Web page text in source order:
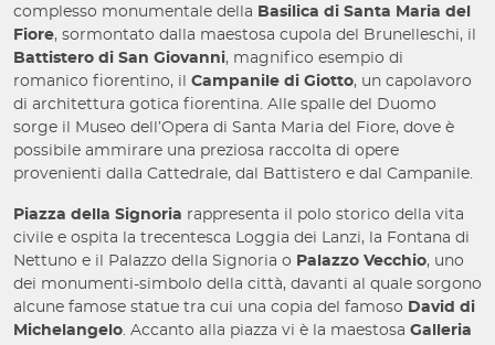
complesso monumentale della Basilica di Santa Maria del
Fiore, sormontato dalla maestosa cupola del Brunelleschi, il
Battistero di San Giovanni, magnifico esempio di
romanico fiorentino, il Campanile di Giotto, un capolavoro
di architettura gotica fiorentina. Alle spalle del Duomo
sorge il Museo dell’Opera di Santa Maria del Fiore, dove è
possibile ammirare una preziosa raccolta di opere
provenienti dalla Cattedrale, dal Battistero e dal Campanile.
Piazza della Signoria rappresenta il polo storico della vita
civile e ospita la trecentesca Loggia dei Lanzi, la Fontana di
Nettuno e il Palazzo della Signoria o Palazzo Vecchio, uno
dei monumenti-simbolo della città, davanti al quale sorgono
alcune famose statue tra cui una copia del famoso David di
Michelangelo. Accanto alla piazza vi è la maestosa Galleria